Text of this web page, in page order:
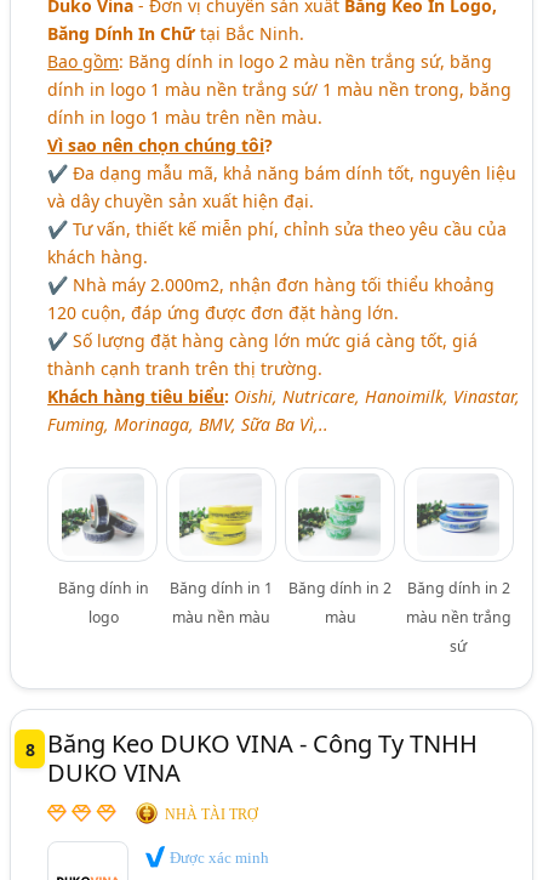
Duko Vina - Đơn vị chuyên sản xuất Băng Keo In Logo,
Băng Dính In Chữtại Bắc Ninh.
Bao gồm: Băng dính in logo 2 màu nền trắng sứ, băng
dính in logo 1 màu nền trắng sứ/ 1 màu nền trong, băng
dính in logo 1 màu trên nền màu.
Vì sao nên chọn chúng tôi?
✔ Đa dạng mẫu mã, khả năng bám dính tốt, nguyên liệu
và dây chuyền sản xuất hiện đại.
✔ Tư vấn, thiết kế miễn phí, chỉnh sửa theo yêu cầu của
khách hàng.
✔ Nhà máy 2.000m2, nhận đơn hàng tối thiểu khoảng
120 cuộn, đáp ứng được đơn đặt hàng lớn.
✔ Số lượng đặt hàng càng lớn mức giá càng tốt, giá
thành cạnh tranh trên thị trường.
Khách hàng tiêu biểu: Oishi, Nutricare, Hanoimilk, Vinastar,
Fuming, Morinaga, BMV, Sữa Ba Vì,..
Băng dính in
logo
Băng dính in 1
màu nền màu
Băng dính in 2
màu
Băng dính in 2
màu nền trắng
sứ
8
Băng Keo DUKO VINA - Công Ty TNHH
DUKO VINA
NHÀ TÀI TRỢ
Được xác minh